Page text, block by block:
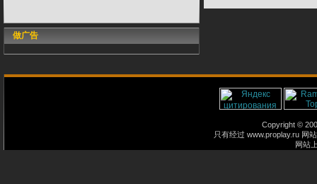
做广告
Copyright ©
只有经过 www.proplay.ru 网
网站